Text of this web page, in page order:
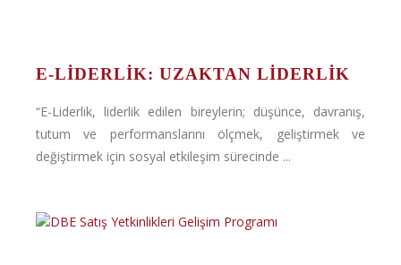
E-LIDERLIK: UZAKTAN LIDERLIK
“E-Liderlik, liderlik edilen bireylerin; düşünce, davranış,
tutum ve performanslarını ölçmek, geliştirmek ve
değiştirmek için sosyal etkileşim sürecinde ...